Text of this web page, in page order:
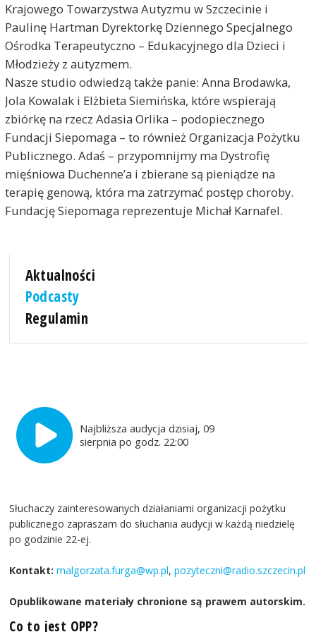
Krajowego Towarzystwa Autyzmu w Szczecinie i
Paulinę Hartman Dyrektorkę Dziennego Specjalnego
Ośrodka Terapeutyczno – Edukacyjnego dla Dzieci i
Młodzieży z autyzmem.
Nasze studio odwiedzą także panie: Anna Brodawka,
Jola Kowalak i Elżbieta Siemińska, które wspierają
zbiórkę na rzecz Adasia Orlika – podopiecznego
Fundacji Siepomaga – to również Organizacja Pożytku
Publicznego. Adaś – przypomnijmy ma Dystrofię
mięśniowa Duchenne’a i zbierane są pieniądze na
terapię genową, która ma zatrzymać postęp choroby.
Fundację Siepomaga reprezentuje Michał Karnafel.
Aktualności
Podcasty
Regulamin
Najbliższa audycja dzisiaj, 09
sierpnia po godz. 22:00
Słuchaczy zainteresowanych działaniami organizacji pożytku
publicznego zapraszam do słuchania audycji w każdą niedzielę
po godzinie 22-ej.
Kontakt: malgorzata.furga@wp.pl,pozyteczni@radio.szczecin.pl
Opublikowane materiały chronione są prawem autorskim.
Co to jest OPP?